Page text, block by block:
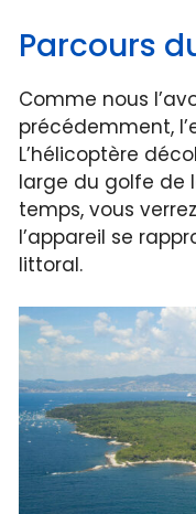
Parcours
Comme nous
précédemment,
L’hélicoptère
large du golfe de
temps, vous
l’appareil se
littoral.